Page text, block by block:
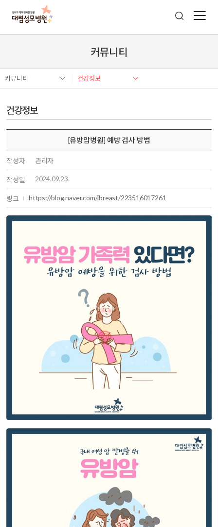
커뮤니티
커뮤니티 건강정보
건강정보
[유방압병원] 예방 검사 방법
작성자 관리자
작성일 2024.09.23.
링크 https://blog.naver.com/ibreast/223516017261